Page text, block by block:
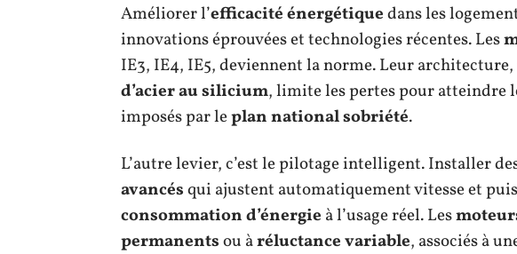
Améliorer l’efficacité énergétiquedans les
innovations éprouvées et technologies récentes. Les
IE3, IE4, IE5, deviennent la norme. Leur
d’acier au silicium, limite les pertes pour atteindre
imposés par leplan national sobriété.
L’autre levier, c’est le pilotage intelligent. Installer
avancésqui ajustent automatiquement vitesse et
consommation d’énergie à l’usage réel. Les
permanentsou àréluctance variable, associés à